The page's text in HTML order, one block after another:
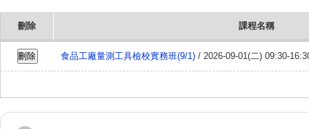
刪除 課程名稱
食品工廠量測工具檢校實務班(9/1) / 2026-09-01(二) 09:30-